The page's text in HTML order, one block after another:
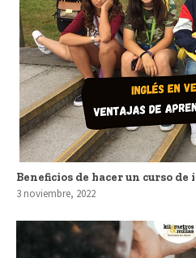
Beneficios de hacer un curso
3 noviembre, 2022